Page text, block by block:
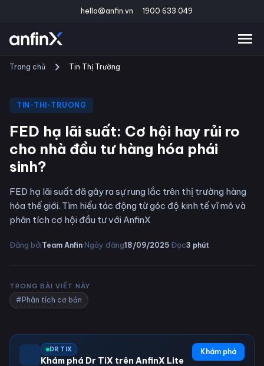
hello@anfin.vn 1900 633 049
Trang chủ Tin Thị Trường
TIN-THI-TRUONG
FED hạ lãi suất: Cơ hội hay rủi ro
cho nhà đầu tư hàng hóa phái
sinh?
FED hạ lãi suất đã gây ra sự rung lắc trên thị trường hàng
hóa thế giới. Tìm hiểu tác động từ góc độ kinh tế vĩ mô và
phân tích cơ hội đầu tư với AnfinX
Đăng bởiTeam Anfin·Ngày đăng18/09/2025·Đọc3 phút
TRONG BÀI VIẾT NÀY
#Phân tích cơ bản
DR TIX
Khám phá Dr TiX trên AnfinX Lite
Khám phá